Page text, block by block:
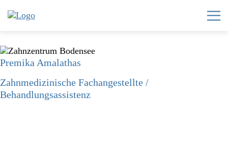
Home
Zahnzentrum
Premika Amalathas
Zahnmedizinische Fachangestellte /
Behandlungsassistenz